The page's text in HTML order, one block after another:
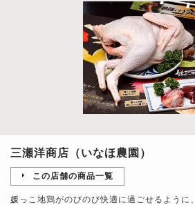
三瀬洋商店（いなほ農園）
この店舗の商品一覧
媛っこ地鶏がのびのび快適に過ごせるように